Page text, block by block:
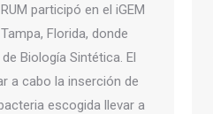
participó en el iGEM
Florida, donde
Biología Sintética. El
a cabo la inserción de
escogida llevar a